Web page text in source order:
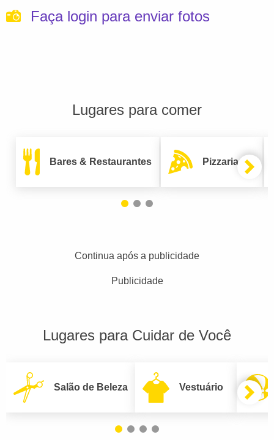
Faça login para enviar fotos
Lugares para comer
Bares & Restaurantes Pizzarias
Continua após a publicidade
Publicidade
Lugares para Cuidar de Você
Salão de Beleza Vestuário